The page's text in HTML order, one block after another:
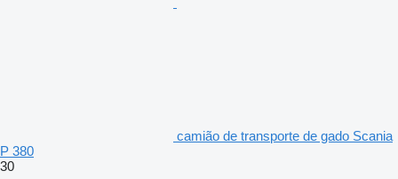
camião de transporte de gado Scania
P 380
30